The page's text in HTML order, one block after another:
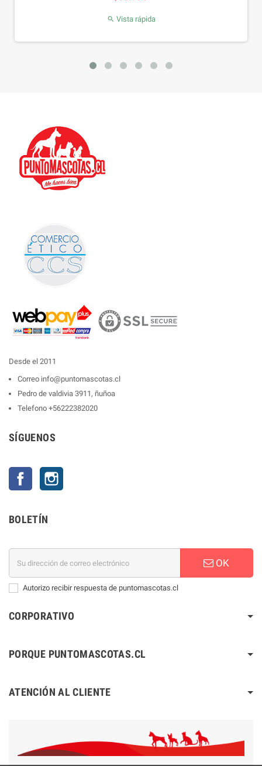
Vista rápida
Desde el 2011
Correo info@puntomascotas.cl
Pedro de valdivia 3911, ñuñoa
Telefono +56222382020
SÍGUENOS
Facebook
BOLETÍN
OK
Autorizo recibir respuesta de puntomascotas.cl
CORPORATIVO
PORQUE PUNTOMASCOTAS.CL
ATENCIÓN AL CLIENTE